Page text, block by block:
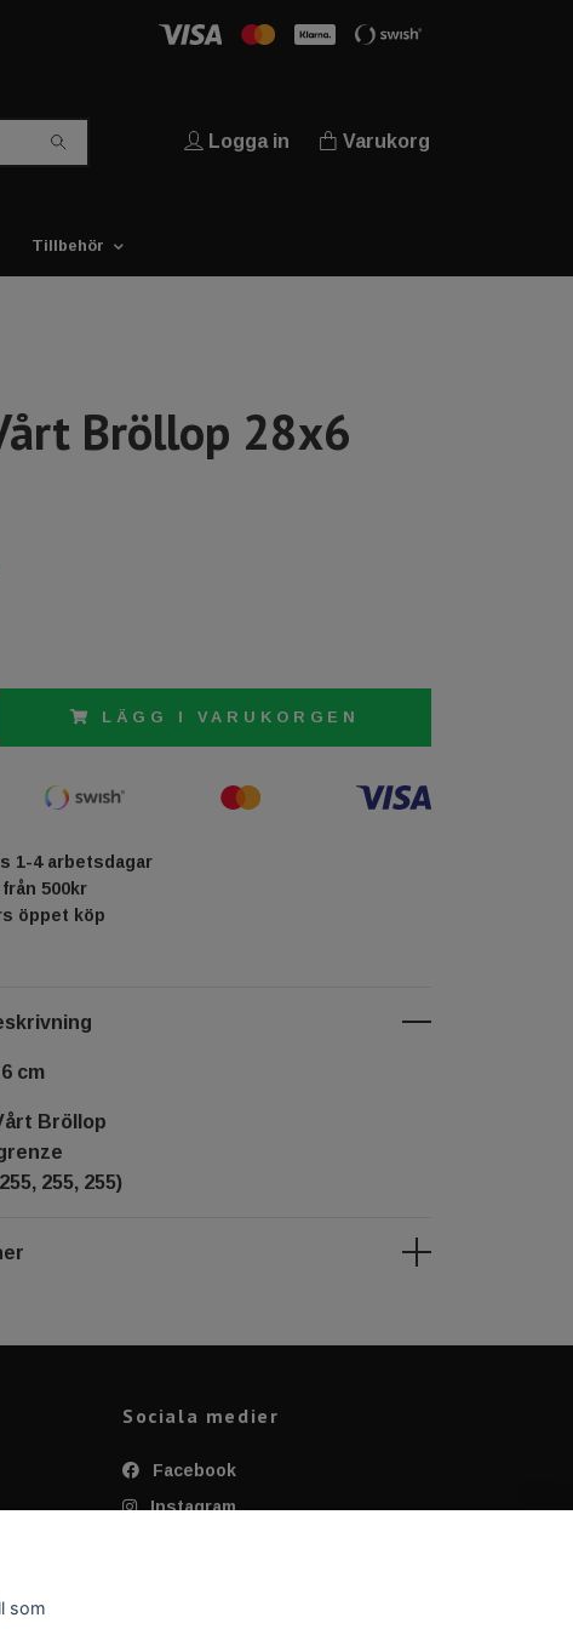
Logga in Varukorg
Tillbehör
Bröllop 28x6
LÄGG I VARUKORGEN
1-4 arbetsdagar
500kr
öppet köp
cm
Bröllop
255, 255)
Sociala medier
Facebook
Instagram
som